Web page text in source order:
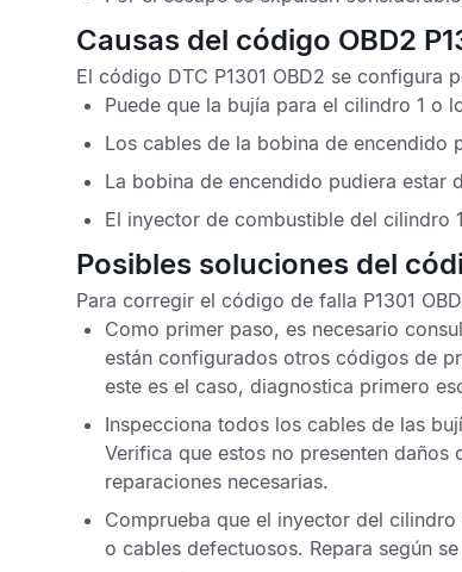
Causas del código OBD2
El código DTC P1301 OBD2 se configura
Puede que la bujía para el cilindro 1 o
Los cables de la bobina de encendido
La bobina de encendido pudiera estar
El inyector de combustible del cilindro
Posibles soluciones del
Para corregir el código de falla P1301
Como primer paso, es necesario
están configurados otros códigos de
este es el caso, diagnostica primero
Inspecciona todos los cables de las
Verifica que estos no presenten daños
reparaciones necesarias.
Comprueba que el inyector del
o cables defectuosos. Repara según